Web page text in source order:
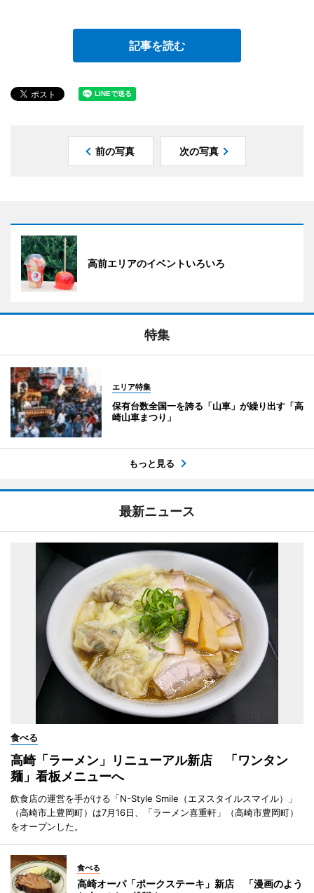
記事を読む
前の写真 次の写真
高前エリアのイベントいろいろ
特集
エリア特集
保有台数全国一を誇る「山車」が繰り出す「高
崎山車まつり」
もっと見る
最新ニュース
食べる
高崎「ラーメン」リニューアル新店 「ワンタン
麺」看板メニューへ
飲食店の運営を手がける「N-Style Smile（エヌスタイルスマイル）」
（高崎市上豊岡町）は7月16日、「ラーメン喜重軒」（高崎市豊岡町）
をオープンした。
食べる
高崎オーパ「ポークステーキ」新店 「漫画のよう